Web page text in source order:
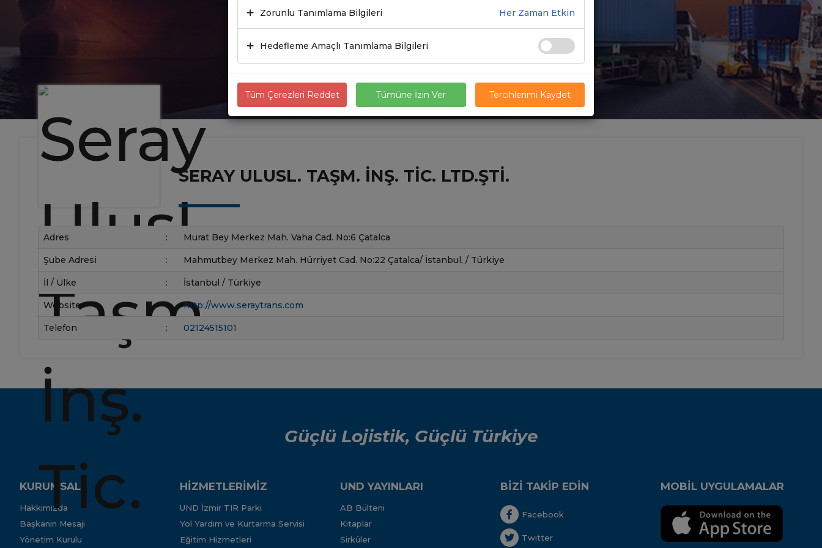
SERAY ULUSL. TAŞM. İNŞ. TIC. LTD.ŞTI.
Adres : Murat Bey Merkez Mah. Vaha Cad. No:6 Çatalca
Şube Adresi : Mahmutbey Merkez Mah. Hürriyet Cad. No:22 Çatalca/ İstanbul, / Türkiye
İl / Ülke : İstanbul / Türkiye
Website : http://www.seraytrans.com
Telefon : 02124515101
Güçlü Lojistik, Güçlü Türkiye
KURUMSAL
Hakkımızda
Başkanın Mesajı
Yönetim Kurulu
HİZMETLERİMİZ
UND İzmir TIR Parkı
Yol Yardım ve Kurtarma Servisi
Eğitim Hizmetleri
UND YAYINLARI
AB Bülteni
Kitaplar
Sirküler
BİZİ TAKİP EDİN
Facebook
Twitter
MOBİL UYGULAMALAR
Zorunlu Tanımlama Bilgileri Her Zaman Etkin
Hedefleme Amaçlı Tanımlama Bilgileri
Tüm Çerezleri Reddet Tümüne İzin Ver Tercihlerimi Kaydet